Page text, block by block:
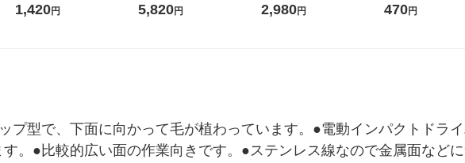
箱（24本入）
1,420円
ガジャンボ 2300g 1セット
5,820円
し 無洗米 5kg 1袋 令和7年産
2,980円
ックティッシュ フ
470円
プ型で、下面に向かって毛が植わっています。●電動インパクトドラ
。●比較的広い面の作業向きです。●ステンレス線なので金属面など